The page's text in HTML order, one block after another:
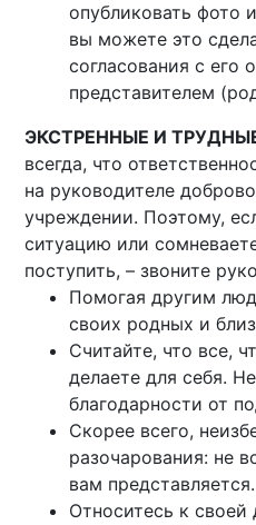
опубликовать фото
вы можете это
согласования с его
представителем
ЭКСТРЕННЫЕ И
всегда, что
на руководителе
учреждении. Поэтому,
ситуацию или
поступить, – звоните
Помогая другим
своих родных и
Считайте, что все,
делаете для себя.
благодарности от
Скорее всего,
разочарования: не
вам
Относитесь к своей